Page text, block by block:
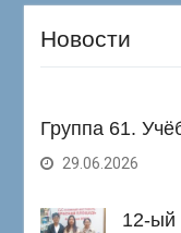
Новости
Группа 61.
29.06.2026
12-ый